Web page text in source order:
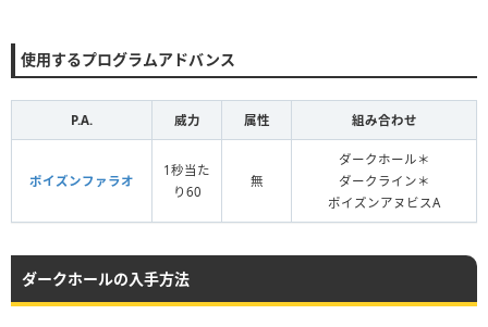
使用するプログラムアドバンス
P.A. 威力 属性 組み合わせ
ポイズンファラオ
1秒当た
り60
無
ダークホール＊
ダークライン＊
ポイズンアヌビスA
ダークホールの入手方法